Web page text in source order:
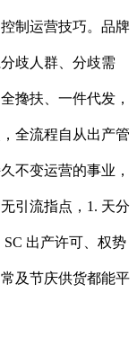
制运营技巧。品牌
歧人群、分歧需
搀扶、一件代发，
全流程自从出产管
不变运营的事业，
引流指点，1. 天分
出产许可、权势
及节庆供货都能平